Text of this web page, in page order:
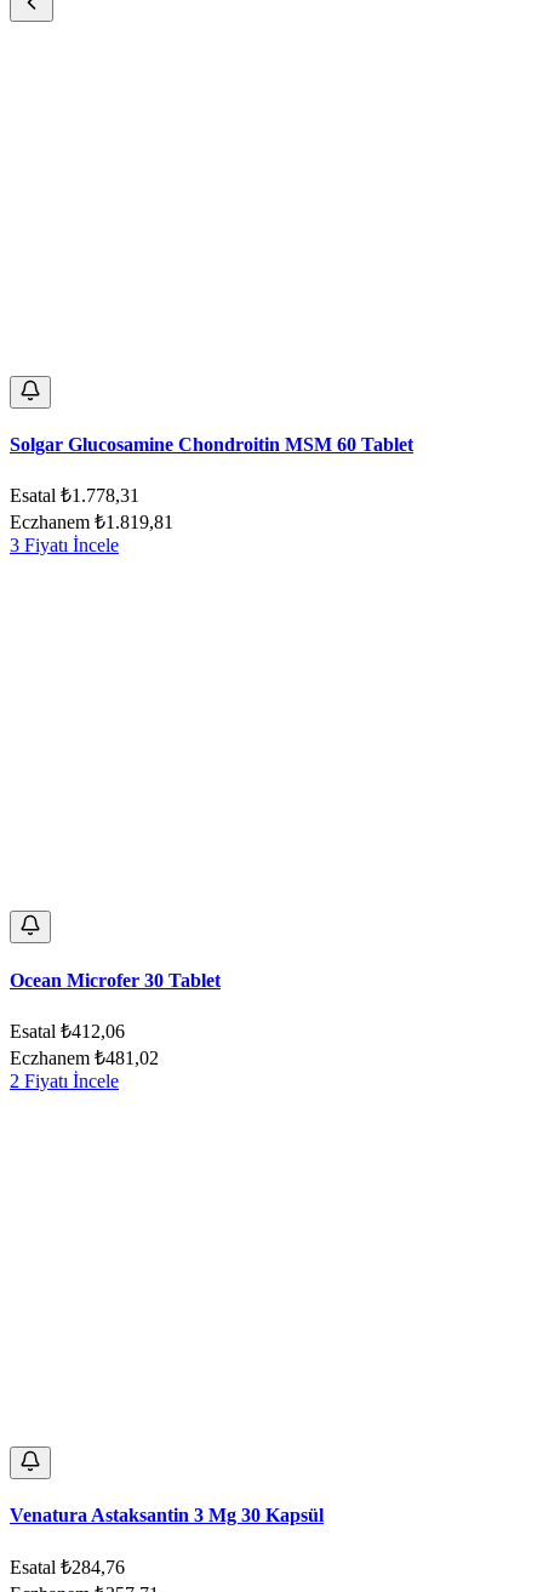
Solgar Glucosamine Chondroitin MSM 60 Tablet
Esatal ₺1.778,31
Eczhanem ₺1.819,81
3 Fiyatı İncele
Ocean Microfer 30 Tablet
Esatal ₺412,06
Eczhanem ₺481,02
2 Fiyatı İncele
Venatura Astaksantin 3 Mg 30 Kapsül
Esatal ₺284,76